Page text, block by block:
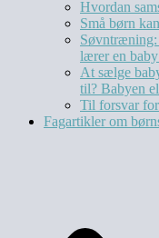
Hvordan
Små børn
Søvntræning:
lærer en
At sælge
til? Babyen
Til forsvar
Fagartikler om